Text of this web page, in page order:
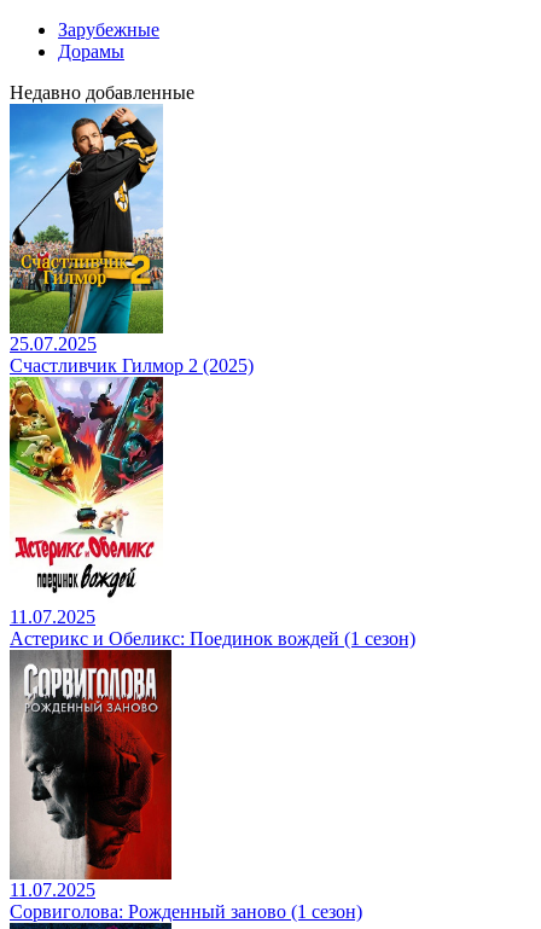
Зарубежные
Дорамы
Недавно добавленные
25.07.2025
Счастливчик Гилмор 2 (2025)
11.07.2025
Астерикс и Обеликс: Поединок вождей (1 сезон)
11.07.2025
Сорвиголова: Рожденный заново (1 сезон)